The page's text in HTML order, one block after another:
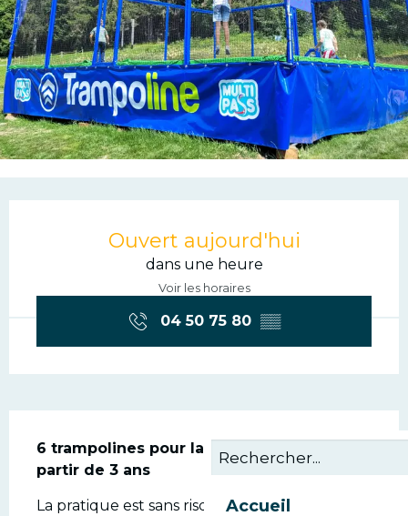
Accueil
Ouverture et
Ouvert aujourd'hui
dans une heure
Voir les horaires
04 50 75 80 ▒▒
Description
6 trampolines pour la pratique de tous à
partir de 3 ans
La pratique est sans risques grâce au filet de